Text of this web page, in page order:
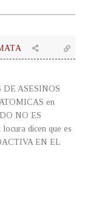
ASESINOS
en
NO ES
dicen que es
EN EL